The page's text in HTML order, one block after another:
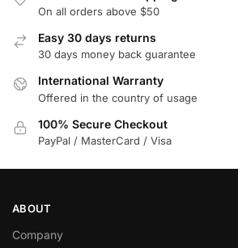
On all orders above $50
Easy 30 days returns
30 days money back guarantee
International Warranty
Offered in the country of usage
100% Secure Checkout
PayPal / MasterCard / Visa
ABOUT
Company